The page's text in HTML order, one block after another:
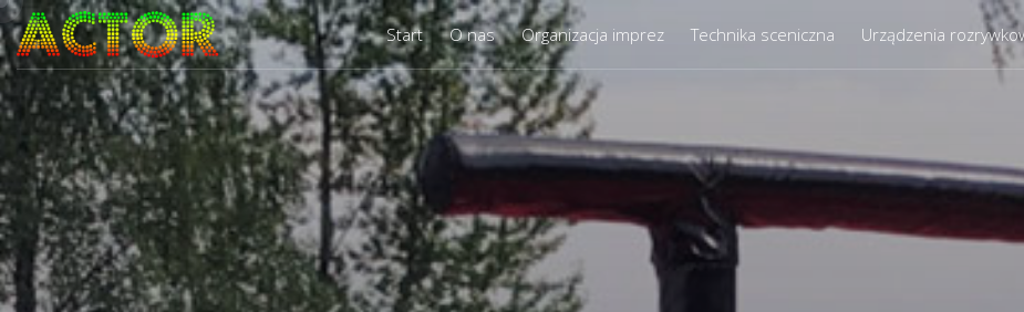
Start O nas Organizacja imprez Technika sceniczna Urządzenia